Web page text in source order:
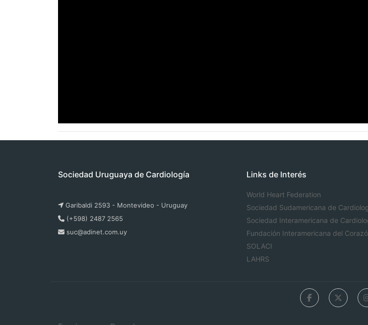
Sociedad Uruguaya de Cardiología
Garibaldi 2593 - Montevideo - Uruguay
(+598) 2487 2565
suc@adinet.com.uy
Links de Interés
World Heart Federation
Sociedad Sudamericana de
Sociedad Interamericana de
Fundación Interamericana del
SOLACI
LAHRS